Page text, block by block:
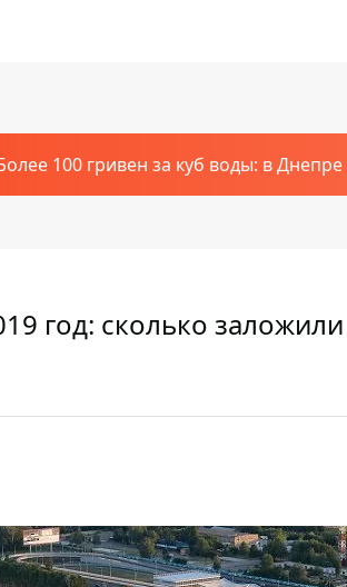
100 гривен за куб воды: в
год: сколько заложили